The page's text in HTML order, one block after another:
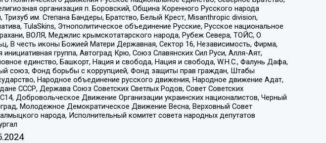
организация п. Боровский, Община Коренного Русского народа
им. Степана Бандеры, Братство, Белый Крест, Misanthropic division,
TulaSkins, Этнополитическое объединение Русские, Русское национальное
ВОЛЯ, Меджлис крымскотатарского народа, Рубеж Севера, ТОЙС, О
В честь иконы Божией Матери Державная, Сектор 16, Независимость, Фирма,
группа, Автоград Крю, Союз Славянских Сил Руси, Алля-Аят,
единство, Башкорт, Нация и свобода, Нация и свобода, W.H.С., Фалунь Дафа,
союз, Фонд борьбы с коррупцией, Фонд защиты прав граждан, Штабы
Народное объединение русского движения, Народное движение Адат,
СССР, Держава Союз Советских Светлых Родов, Совет Советских
Добровольческое Движение Организации украинских националистов, Черный
Молодежное Демократическое Движение Весна, Верховный Совет
народа, Исполнительный комитет совета народных депутатов